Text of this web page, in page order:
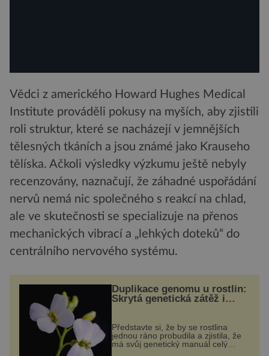
Vědci z amerického Howard Hughes Medical
Institute prováděli pokusy na myších, aby zjistili
roli struktur, které se nacházejí v jemnějších
tělesných tkáních a jsou známé jako Krauseho
tělíska. Ačkoli výsledky výzkumu ještě nebyly
recenzovány, naznačují, že záhadné uspořádání
nervů nemá nic společného s reakcí na chlad,
ale ve skutečnosti se specializuje na přenos
mechanických vibrací a „lehkých doteků“ do
centrálního nervového systému.
Duplikace genomu u rostlin:
Skrytá genetická zátěž i
Představte si, že by se rostlina
jednou ráno probudila a zjistila, že
má svůj genetický manuál celý